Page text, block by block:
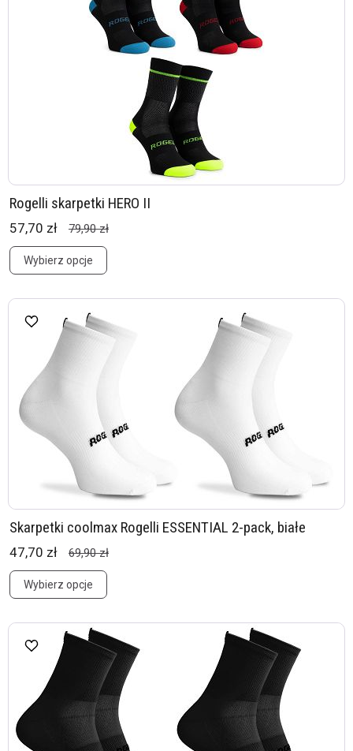
Rogelli skarpetki HERO II
57,70 zł 79,90 zł
Wybierz opcje
Skarpetki coolmax Rogelli ESSENTIAL 2-pack, białe
47,70 zł 69,90 zł
Wybierz opcje